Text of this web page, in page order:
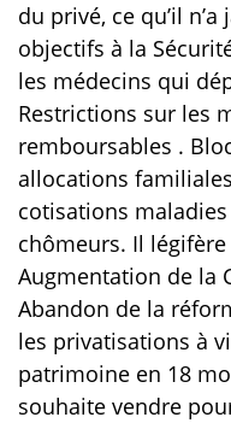
du privé, ce qu’il
objectifs à la
les médecins qui
Restrictions sur les
remboursables .
allocations
cotisations
chômeurs. Il
Augmentation de la
Abandon de la
les privatisations à
patrimoine en 18
souhaite vendre